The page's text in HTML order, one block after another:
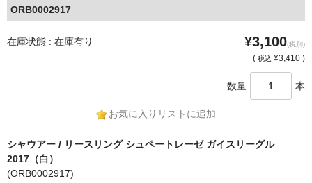
ORB0002917
在庫状態 : 在庫有り ¥3,100(税別)
( 税込 ¥3,410 )
数量 本
お気に入りリストに追加
シャウアー / リースリング シュペートレーゼ ガイスリーグル
2017（白）
(ORB0002917)